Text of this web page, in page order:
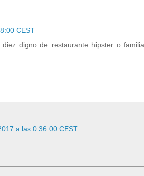
CEST
digno de restaurante hipster o
a las 0:36:00 CEST